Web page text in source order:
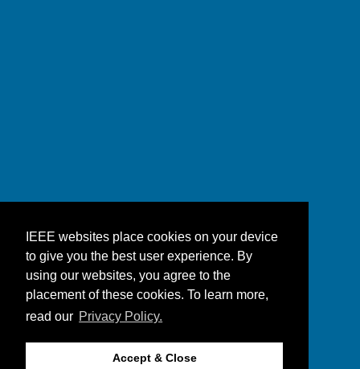
IEEE websites place cookies on your device
to give you the best user experience. By
using our websites, you agree to the
placement of these cookies. To learn more,
read our Privacy Policy.
Accept & Close